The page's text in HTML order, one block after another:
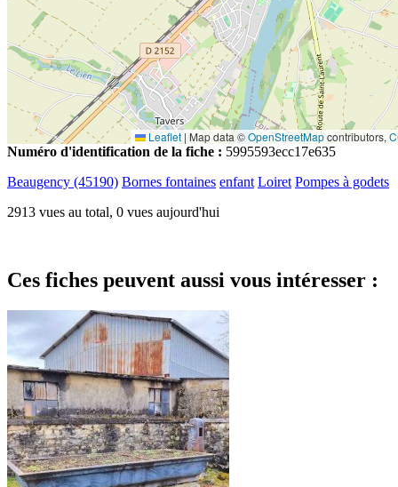
Leaflet |Map data ©OpenStreetMapcontributors,
Numéro d'identification de la fiche : 5995593ecc17e635
Beaugency (45190) Bornes fontaines enfant Loiret Pompes à godets
2913 vues au total, 0 vues aujourd'hui
Ces fiches peuvent aussi vous intéresser :